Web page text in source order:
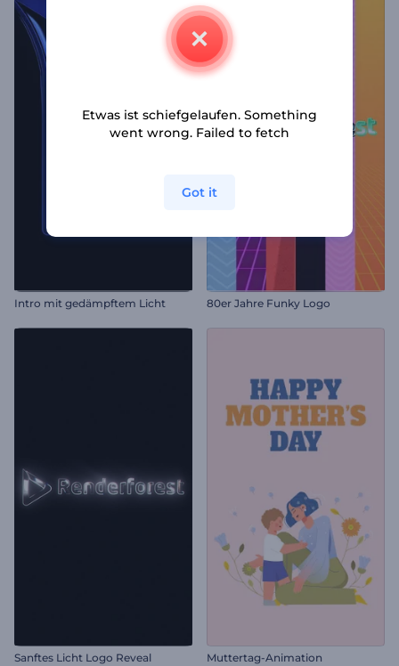
Intro mit gedämpftem Licht 80er Jahre Funky Logo
Sanftes Licht Logo Reveal Muttertag-Animation
Etwas ist schiefgelaufen. Something
went wrong. Failed to fetch
Got it